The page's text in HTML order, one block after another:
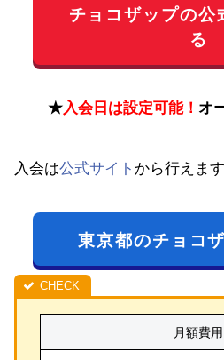
チョコザップの公
る
★入会日は設定可能！ オ
入会は公式サイト から行えます
東京都のチョコ
月額費用